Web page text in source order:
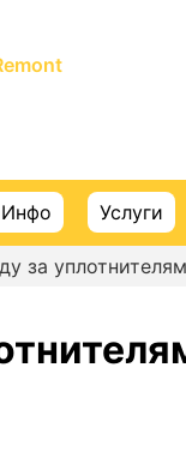
Инфо Услуги
за